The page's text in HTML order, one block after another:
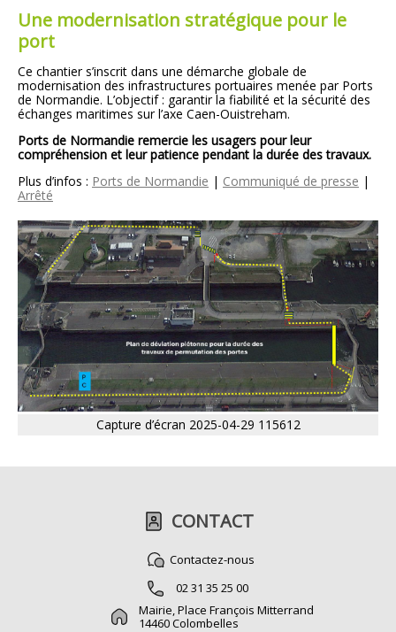
Une modernisation stratégique pour le
port
Ce chantier s’inscrit dans une démarche globale de
modernisation des infrastructures portuaires menée par Ports
de Normandie. L’objectif : garantir la fiabilité et la sécurité des
échanges maritimes sur l’axe Caen-Ouistreham.
Ports de Normandie remercie les usagers pour leur
compréhension et leur patience pendant la durée des travaux.
Plus d’infos : Ports de Normandie | Communiqué de presse |
Arrêté
Capture d’écran 2025-04-29 115612
CONTACT
Contactez-nous
02 31 35 25 00
Mairie, Place François Mitterrand
14460 Colombelles